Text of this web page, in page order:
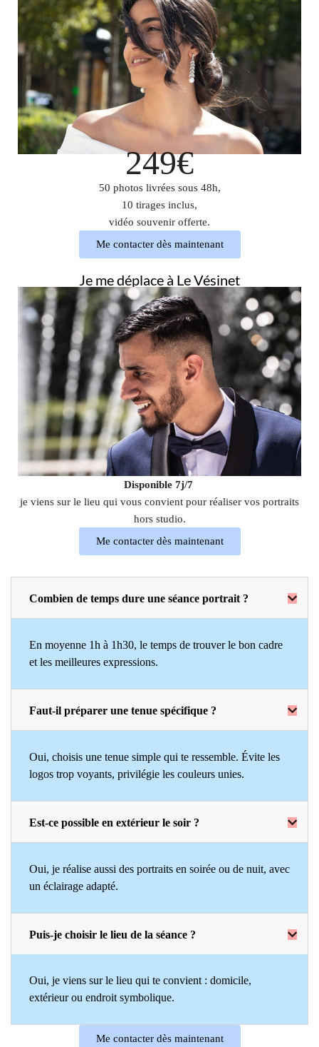
249€
50 photos livrées sous 48h,
10 tirages inclus,
vidéo souvenir offerte.
Me contacter dès maintenant
Je me déplace à Le Vésinet
Disponible 7j/7
je viens sur le lieu qui vous convient pour réaliser vos portraits
hors studio.
Me contacter dès maintenant
Combien de temps dure une séance portrait ?
En moyenne 1h à 1h30, le temps de trouver le bon cadre
et les meilleures expressions.
Faut-il préparer une tenue spécifique ?
Oui, choisis une tenue simple qui te ressemble. Évite les
logos trop voyants, privilégie les couleurs unies.
Est-ce possible en extérieur le soir ?
Oui, je réalise aussi des portraits en soirée ou de nuit, avec
un éclairage adapté.
Puis-je choisir le lieu de la séance ?
Oui, je viens sur le lieu qui te convient : domicile,
extérieur ou endroit symbolique.
Me contacter dès maintenant